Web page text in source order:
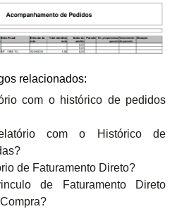
relacionados:
com o histórico de pedidos
com o Histórico de
de Faturamento Direto?
de Faturamento Direto